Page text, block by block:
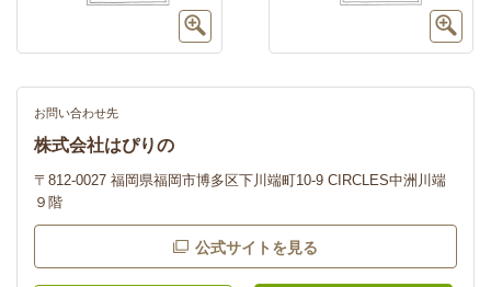
お問い合わせ先
株式会社はぴりの
〒812-0027 福岡県福岡市博多区下川端町10-9 CIRCLES中洲川端
９階
公式サイトを見る